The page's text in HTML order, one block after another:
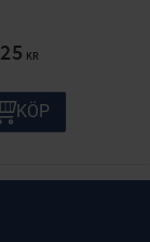
25 KR
KÖP